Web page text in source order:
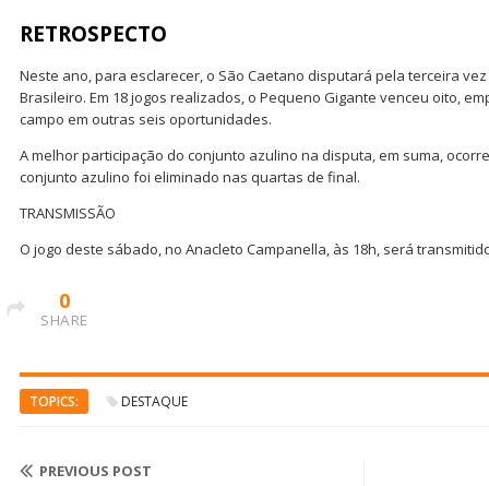
RETROSPECTO
Neste ano, para esclarecer, o São Caetano disputará pela terceira
Brasileiro. Em 18 jogos realizados, o Pequeno Gigante venceu oito,
campo em outras seis oportunidades.
A melhor participação do conjunto azulino na disputa, em suma,
conjunto azulino foi eliminado nas quartas de final.
TRANSMISSÃO
O jogo deste sábado, no Anacleto Campanella, às 18h, será
0
SHARE
TOPICS: DESTAQUE
PREVIOUS POST